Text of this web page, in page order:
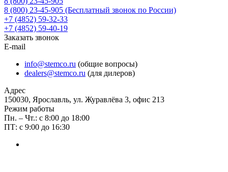
8 (800) 23-45-905 (Бесплатный звонок по России)
+7 (4852) 59-32-33
+7 (4852) 59-40-19
Заказать звонок
E-mail
info@stemco.ru (общие вопросы)
dealers@stemco.ru (для дилеров)
Адрес
150030, Ярославль, ул. Журавлёва 3, офис 213
Режим работы
Пн. – Чт.: с 8:00 до 18:00
ПТ: с 9:00 до 16:30